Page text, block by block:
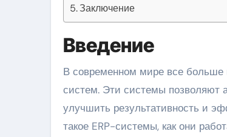
Заключение
Введение
В современном мире все больше и больше компаний сталкиваются с необходимостью внедрения ERP-
систем. Эти системы позволяют
улучшить результативность и
такое ERP-системы, как они